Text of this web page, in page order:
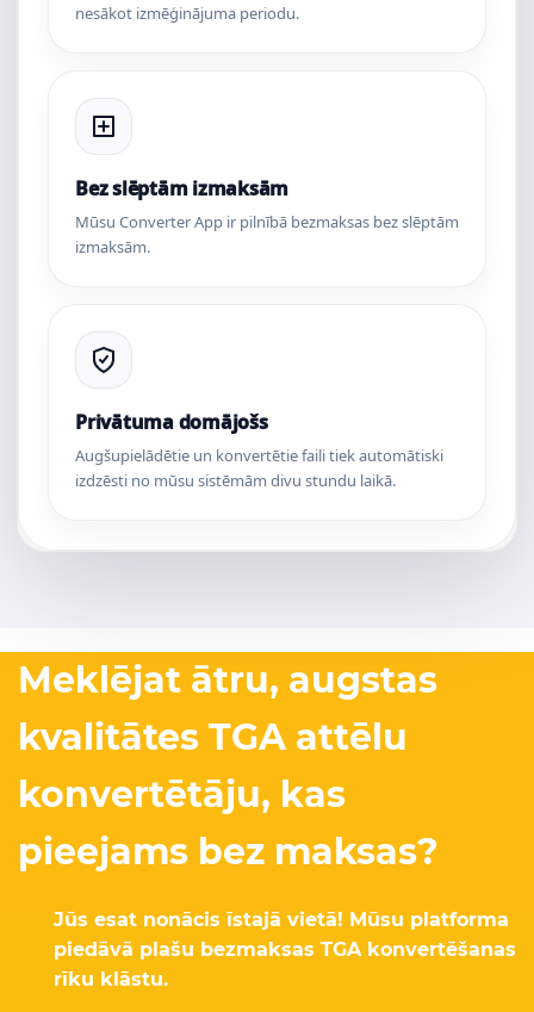
nesākot izmēģinājuma periodu.
Bez slēptām izmaksām
Mūsu Converter App ir pilnībā bezmaksas bez slēptām
izmaksām.
Privātuma domājošs
Augšupielādētie un konvertētie faili tiek automātiski
izdzēsti no mūsu sistēmām divu stundu laikā.
Meklējat ātru, augstas
kvalitātes TGA attēlu
konvertētāju, kas
pieejams bez maksas?
Jūs esat nonācis īstajā vietā! Mūsu platforma
piedāvā plašu bezmaksas TGA konvertēšanas
rīku klāstu.